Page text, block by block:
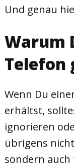
Und genau
Warum
Telefon
Wenn Du
erhältst,
ignorieren
übrigens
sondern